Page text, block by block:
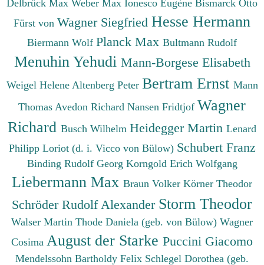
Delbrück Max Weber Max Ionesco Eugène Bismarck Otto
Fürst von Wagner Siegfried Hesse Hermann
Biermann Wolf Planck Max Bultmann Rudolf
Menuhin Yehudi Mann-Borgese Elisabeth
Weigel Helene Altenberg Peter Bertram Ernst Mann
Thomas Avedon Richard Nansen Fridtjof Wagner
Richard Busch Wilhelm Heidegger Martin Lenard
Philipp Loriot (d. i. Vicco von Bülow) Schubert Franz
Binding Rudolf Georg Korngold Erich Wolfgang
Liebermann Max Braun Volker Körner Theodor
Schröder Rudolf Alexander Storm Theodor
Walser Martin Thode Daniela (geb. von Bülow) Wagner
Cosima August der Starke Puccini Giacomo
Mendelssohn Bartholdy Felix Schlegel Dorothea (geb.